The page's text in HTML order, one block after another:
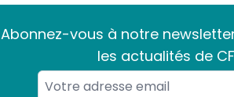
Abonnez-vous à notre
les actualités de